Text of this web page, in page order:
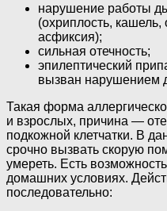
нарушение работы
(охриплость,
асфиксия);
сильная отечность;
эпилептический
вызван нарушением
Такая форма
и взрослых, причина —
подкожной клетчатки. В
срочно вызвать скорую
умереть. Есть
домашних условиях.
последовательно: